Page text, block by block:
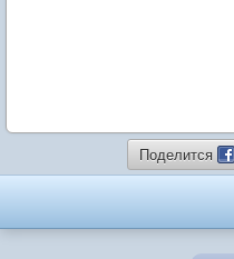
Поделится